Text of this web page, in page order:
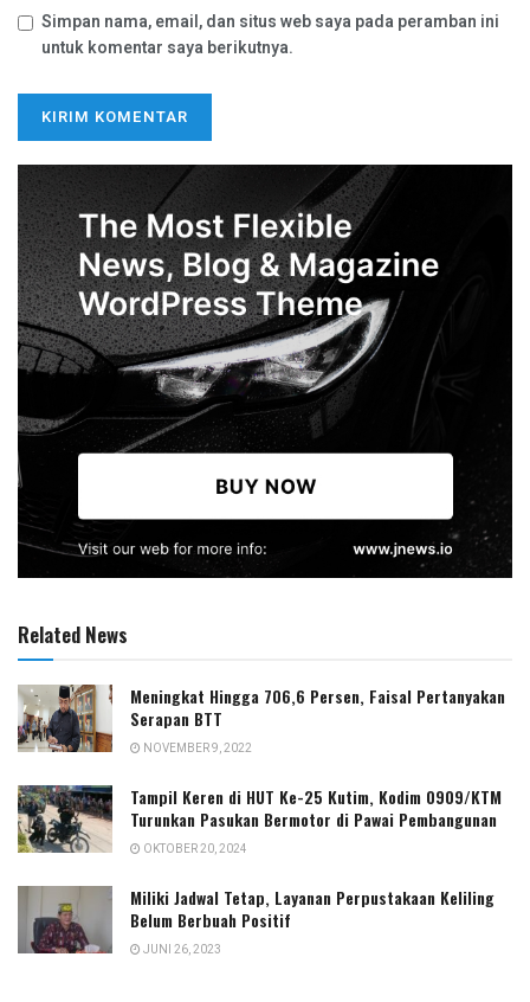
Simpan nama, email, dan situs web saya pada peramban ini
untuk komentar saya berikutnya.
Related News
Meningkat Hingga 706,6 Persen, Faisal Pertanyakan
Serapan BTT
NOVEMBER 9, 2022
Tampil Keren di HUT Ke-25 Kutim, Kodim 0909/KTM
Turunkan Pasukan Bermotor di Pawai Pembangunan
OKTOBER 20, 2024
Miliki Jadwal Tetap, Layanan Perpustakaan Keliling
Belum Berbuah Positif
JUNI 26, 2023